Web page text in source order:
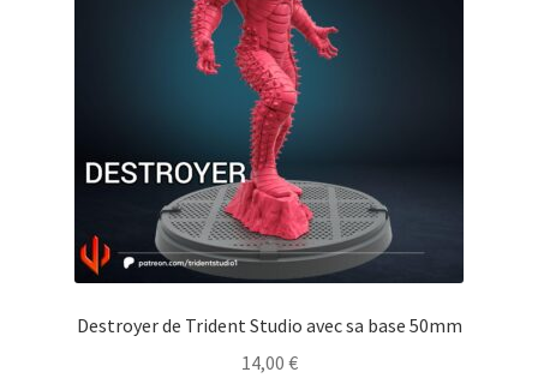
Destroyer de Trident Studio avec sa base 50mm
14,00 €